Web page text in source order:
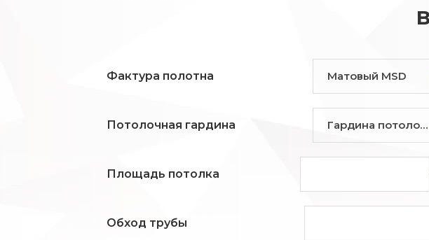
Фактура полотна Матовый MSD
Потолочная гардина Гардина потолочная
Площадь потолка
Обход трубы